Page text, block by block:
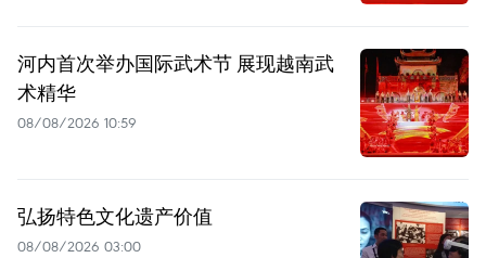
河内首次举办国际武术节 展现越南武
术精华
08/08/2026 10:59
弘扬特色文化遗产价值
08/08/2026 03:00